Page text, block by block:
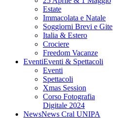
Estate
Immacolata e Natale
Soggiorni Brevi e Gite
Italia & Estero
Crociere
Freedom Vacanze
EventiEventi & Spettacoli
Eventi
Spettacoli
Xmas Session
Corso Fotografia
Digitale 2024
NewsNews Cral UNIPA